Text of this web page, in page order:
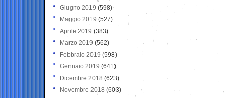
Giugno 2019 (598)
Maggio 2019 (527)
Aprile 2019 (383)
Marzo 2019 (562)
Febbraio 2019 (598)
Gennaio 2019 (641)
Dicembre 2018 (623)
Novembre 2018 (603)